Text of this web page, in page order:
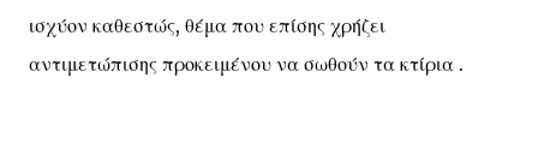
ισχύον καθεστώς, θέμα που επίσης χρήζει
αντιμετώπισης προκειμένου να σωθούν τα κτίρια .